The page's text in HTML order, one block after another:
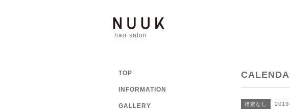
hair salon
指定なし
TOP
INFORMATION
GALLERY